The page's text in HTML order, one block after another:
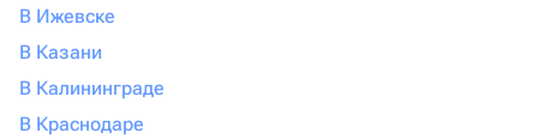
В Ижевске
В Казани
В Калининграде
В Краснодаре